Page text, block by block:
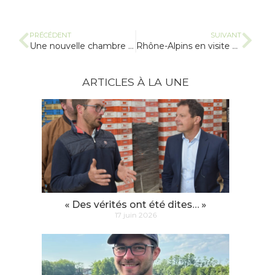
PRÉCÉDENT
Une nouvelle chambre froide
SUIVANT
Rhône-Alpins en visite en Bresse
ARTICLES À LA UNE
« Des vérités ont été dites… »
17 juin 2026